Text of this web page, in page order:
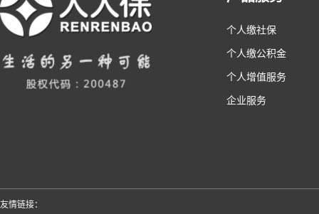
个人缴社保
个人缴公积金
个人增值服务
企业服务
友情链接：